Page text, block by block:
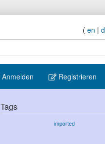
( en |
Anmelden Registrieren
Tags
imported